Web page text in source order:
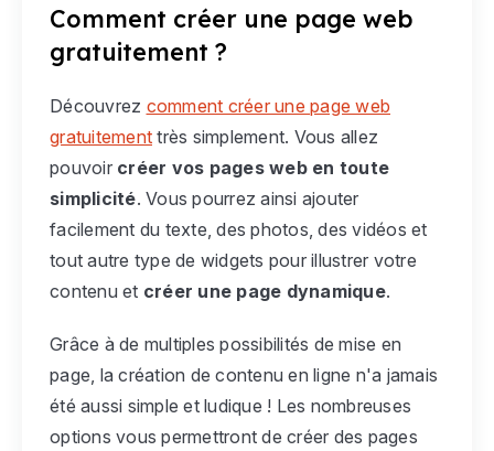
Comment créer une page web
gratuitement ?
Découvrez comment créer une page web
gratuitement très simplement. Vous allez
pouvoir créer vos pages web en toute
simplicité. Vous pourrez ainsi ajouter
facilement du texte, des photos, des vidéos et
tout autre type de widgets pour illustrer votre
contenu et créer une page dynamique.
Grâce à de multiples possibilités de mise en
page, la création de contenu en ligne n'a jamais
été aussi simple et ludique ! Les nombreuses
options vous permettront de créer des pages